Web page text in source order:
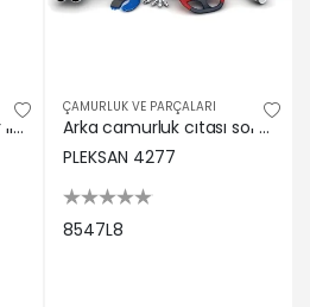
3. Stop lambası master ııı 10 movano b 10 pleksan 265900021r/ 4419392/ 93197475
ÇAMURLUK VE PARÇALARI
Arka camurluk cıtası sol partner 00>08 surgu kapılı Pleksan 8547L8
PLEKSAN 4277
8547L8